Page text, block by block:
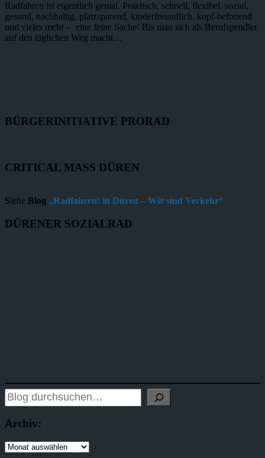
Radfahren ist eigentlich genial. Praktisch, schnell, flexibel, sozial,
gesund, nachhaltig, platzsparend, kinderfreundlich, kopf-befreiend
und vieles mehr – eine feine Sache! Bis man sich als Berufspendler
auf den täglichen Weg macht…
BÜRGERINITIATIVE PRORAD
CRITICAL MASS DÜREN
Siehe Blog „Radfahren! in Düren – Wir sind Verkehr“
DÜRENER SOZIALRAD
Archiv: